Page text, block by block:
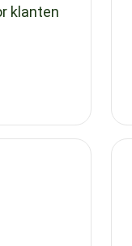
klanten